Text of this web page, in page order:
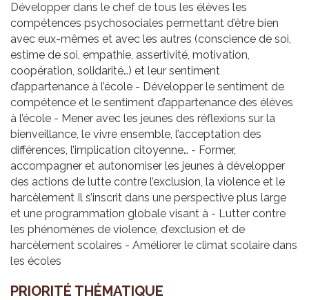
Développer dans le chef de tous les élèves les
compétences psychosociales permettant d’être bien
avec eux-mêmes et avec les autres (conscience de soi,
estime de soi, empathie, assertivité, motivation,
coopération, solidarité…) et leur sentiment
d’appartenance à l’école - Développer le sentiment de
compétence et le sentiment d’appartenance des élèves
à l’école - Mener avec les jeunes des réflexions sur la
bienveillance, le vivre ensemble, l’acceptation des
différences, l’implication citoyenne… - Former,
accompagner et autonomiser les jeunes à développer
des actions de lutte contre l’exclusion, la violence et le
harcèlement Il s’inscrit dans une perspective plus large
et une programmation globale visant à - Lutter contre
les phénomènes de violence, d’exclusion et de
harcèlement scolaires - Améliorer le climat scolaire dans
les écoles
PRIO­RITÉ THÉ­MA­TIQUE